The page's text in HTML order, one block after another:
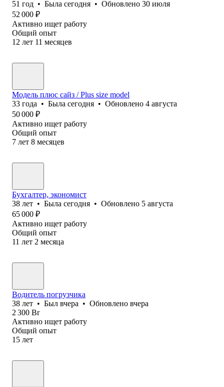
51 год • Была сегодня • Обновлено 30 июля
52 000 ₽
Активно ищет работу
Общий опыт
12 лет 11 месяцев
Модель плюс сайз / Plus size model
33 года • Была сегодня • Обновлено 4 августа
50 000 ₽
Активно ищет работу
Общий опыт
7 лет 8 месяцев
Бухгалтер, экономист
38 лет • Была сегодня • Обновлено 5 августа
65 000 ₽
Активно ищет работу
Общий опыт
11 лет 2 месяца
Водитель погрузчика
38 лет • Был вчера • Обновлено вчера
2 300 Br
Активно ищет работу
Общий опыт
15 лет